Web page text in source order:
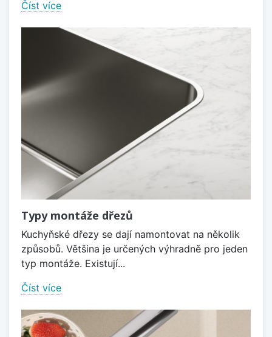
Číst více
Typy montáže dřezů
Kuchyňské dřezy se dají namontovat na několik
způsobů. Většina je určených výhradně pro jeden
typ montáže. Existují...
Číst více